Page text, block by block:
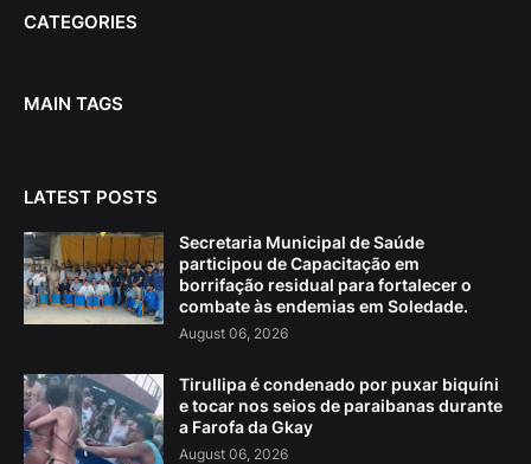
CATEGORIES
MAIN TAGS
LATEST POSTS
Secretaria Municipal de Saúde
participou de Capacitação em
borrifação residual para fortalecer o
combate às endemias em Soledade.
August 06, 2026
Tirullipa é condenado por puxar biquíni
e tocar nos seios de paraibanas durante
a Farofa da Gkay
August 06, 2026